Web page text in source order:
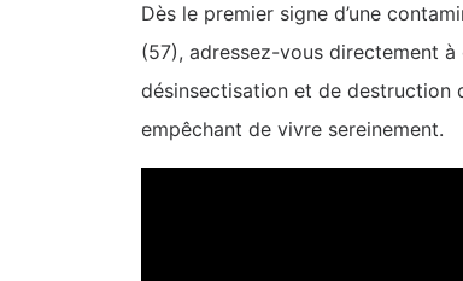
Dès le premier signe d’une
(57), adressez-vous directement
désinsectisation et de destruction
empêchant de vivre sereinement.